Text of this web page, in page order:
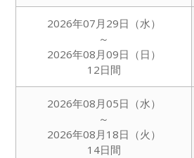
2026年07月29日（水）
～
2026年08月09日（日）
12日間
2026年08月05日（水）
～
2026年08月18日（火）
14日間